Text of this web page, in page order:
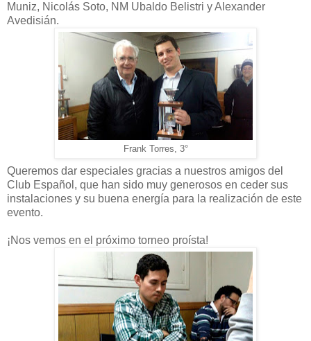
Muniz, Nicolás Soto, NM Ubaldo Belistri y Alexander
Avedisián.
Frank Torres, 3°
Queremos dar especiales gracias a nuestros amigos del
Club Español, que han sido muy generosos en ceder sus
instalaciones y su buena energía para la realización de este
evento.
¡Nos vemos en el próximo torneo proísta!